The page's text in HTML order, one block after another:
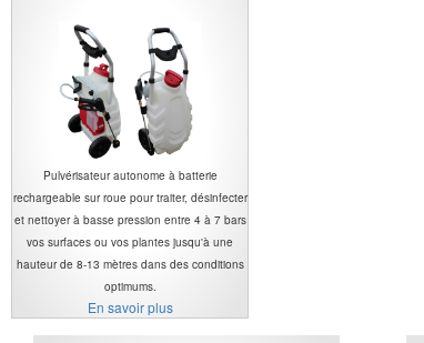
Pulvérisateur autonome à batterie
rechargeable sur roue pour traiter, désinfecter
et nettoyer à basse pression entre 4 à 7 bars
vos surfaces ou vos plantes jusqu'à une
hauteur de 8-13 mètres dans des conditions
optimums.
En savoir plus